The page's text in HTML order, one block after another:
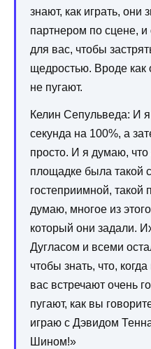
знают, как играть, они
партнером по сцене,
для вас, чтобы
щедростью. Вроде как
не пугают.
Келин Сепульведа: И
секунда на 100%, а
просто. И я думаю,
площадке была такой
гостеприимной,
думаю, многое из
который они задали.
Дугласом и всеми
чтобы знать, что,
вас встречают очень
пугают, как вы
играю с Дэвидом
Шином!»